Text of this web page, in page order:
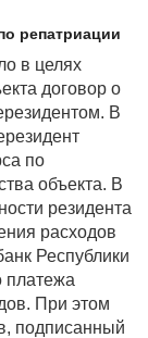
репатриации
в целях
договор о
В
по
объекта. В
резидента
расходов
Республики
платежа
При этом
подписанный